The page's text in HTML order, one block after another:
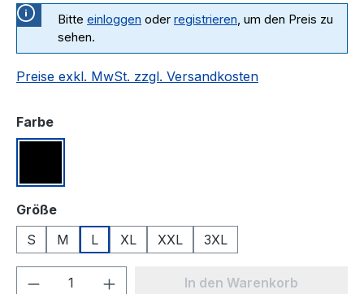
Bitte einloggen oder registrieren, um den Preis zu
sehen.
Preise exkl. MwSt. zzgl. Versandkosten
Farbeauswählen
Größeauswählen
S
M L XL XXL 3XL
Produkt Anzahl: Gib denIn den Warenkorb